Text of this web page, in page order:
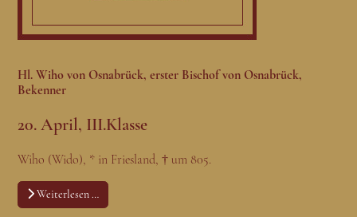
Hl. Wiho von Osnabrück, erster Bischof von Osnabrück,
Bekenner
20. April, III.Klasse
Wiho (Wido), * in Friesland, † um 805.
Weiterlesen …